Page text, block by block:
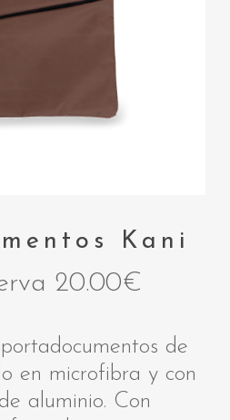
Kani
20.00€
de
en microfibra y con
aluminio. Con